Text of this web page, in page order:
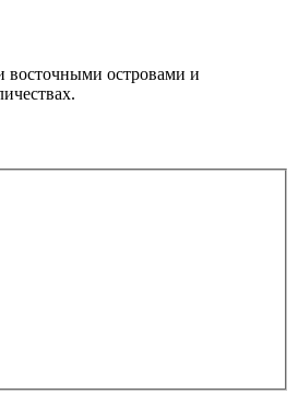
восточными островами и